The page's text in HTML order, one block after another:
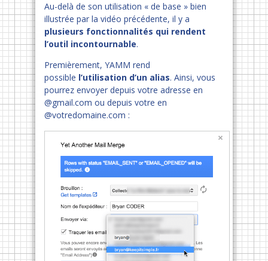
Au-delà de son utilisation « de base » bien
illustrée par la vidéo précédente, il y a
plusieurs fonctionnalités qui rendent
l’outil incontournable.
Premièrement, YAMM rend
possible l’utilisation d’un alias. Ainsi, vous
pourrez envoyer depuis votre adresse en
@gmail.com ou depuis votre en
@votredomaine.com :